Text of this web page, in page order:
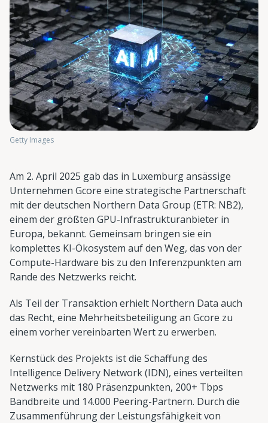
Getty Images
Am 2. April 2025 gab das in Luxemburg ansässige
Unternehmen Gcore eine strategische Partnerschaft
mit der deutschen Northern Data Group (ETR: NB2),
einem der größten GPU-Infrastrukturanbieter in
Europa, bekannt. Gemeinsam bringen sie ein
komplettes KI-Ökosystem auf den Weg, das von der
Compute-Hardware bis zu den Inferenzpunkten am
Rande des Netzwerks reicht.
Als Teil der Transaktion erhielt Northern Data auch
das Recht, eine Mehrheitsbeteiligung an Gcore zu
einem vorher vereinbarten Wert zu erwerben.
Kernstück des Projekts ist die Schaffung des
Intelligence Delivery Network (IDN), eines verteilten
Netzwerks mit 180 Präsenzpunkten, 200+ Tbps
Bandbreite und 14.000 Peering-Partnern. Durch die
Zusammenführung der Leistungsfähigkeit von